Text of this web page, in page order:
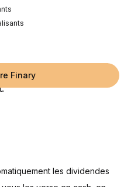
d'un ETF
trancher selon votre
Finary
par
les dividendes